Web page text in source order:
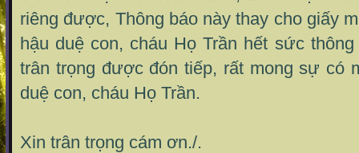
riêng được, Thông báo này thay cho giấy
hậu duệ con, cháu Họ Trần hết sức
trân trọng được đón tiếp, rất mong sự có
duệ con, cháu Họ Trần.
Xin trân trọng cám ơn./.